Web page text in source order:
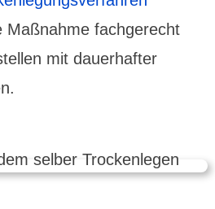
Maßnahme fachge­recht
mit dauer­hafter